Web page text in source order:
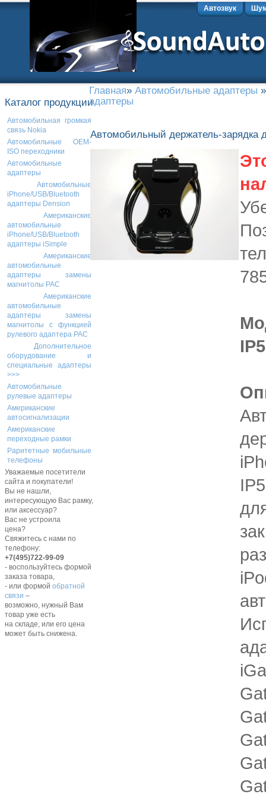
Автозвук
Каталог продукции
Автомобильная громкая
связь Nokia
Автомобильные OEM-
ISO переходники
Автомобильные
адаптеры
Автомобильные
iPhone/USB/Bluetooth
адаптеры Dension
Американские
автомобильные
iPhone/USB/Bluetooth
адаптеры iSimple
Американские
автомобильные
адаптеры замены
магнитолы PAC
Американские
автомобильные
адаптеры замены
магнитолы с функцией
рулевого адаптера PAC
Дополнительное
оборудование и
специальные адаптеры
>>>
Автомобильные
рулевые адаптеры
Американские
автосигнализации
Американские
переходные рамки
Раритетные мобильные
телефоны
Уважаемые посетители
сайта и покупатели!
Вы не нашли,
интересующую Вас рамку,
или аксессуар?
Вас не устроила
цена?
Свяжитесь с нами по
телефону:
+7(495)722-99-09
- воспользуйтесь формой
заказа товара,
- или формой обратной
связи –
возможно, нужный Вам
товар уже есть
на складе, или его цена
может быть снижена.
Главная» Автомобильные адаптеры
адаптеры
Автомобильный держатель-зарядка